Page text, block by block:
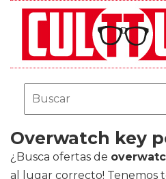
Overwatch key
¿Busca ofertas de
al lugar correcto! Tenemos